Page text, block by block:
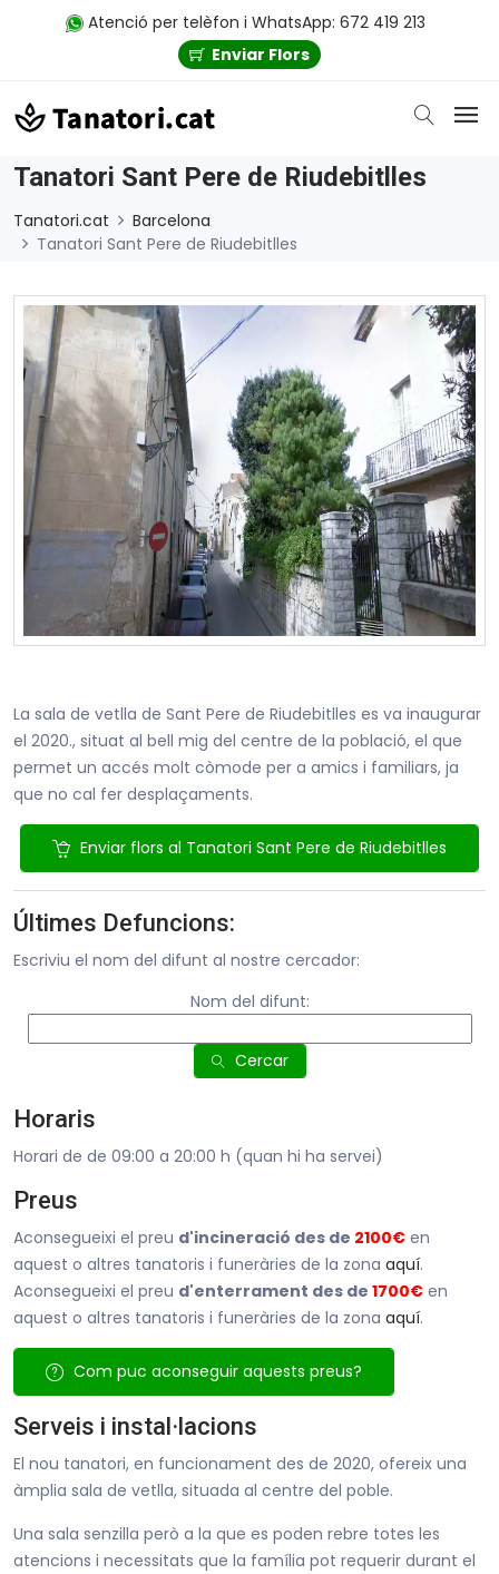
Atenció per telèfon i WhatsApp: 672 419 213
Enviar Flors
Tanatori Sant Pere de Riudebitlles
Tanatori.cat
Barcelona
Tanatori Sant Pere de Riudebitlles
La sala de vetlla de Sant Pere de Riudebitlles es va inaugurar
el 2020., situat al bell mig del centre de la població, el que
permet un accés molt còmode per a amics i familiars, ja
que no cal fer desplaçaments.
Enviar flors al Tanatori Sant Pere de Riudebitlles
Últimes Defuncions:
Escriviu el nom del difunt al nostre cercador:
Nom del difunt:
Cercar
Horaris
Horari de de 09:00 a 20:00 h (quan hi ha servei)
Preus
Aconsegueixi el preu d'incineració des de 2100€ en
aquest o altres tanatoris i funeràries de la zona aquí.
Aconsegueixi el preu d'enterrament des de 1700€ en
aquest o altres tanatoris i funeràries de la zona aquí.
Com puc aconseguir aquests preus?
Serveis i instal·lacions
El nou tanatori, en funcionament des de 2020, ofereix una
àmplia sala de vetlla, situada al centre del poble.
Una sala senzilla però a la que es poden rebre totes les
atencions i necessitats que la família pot requerir durant el